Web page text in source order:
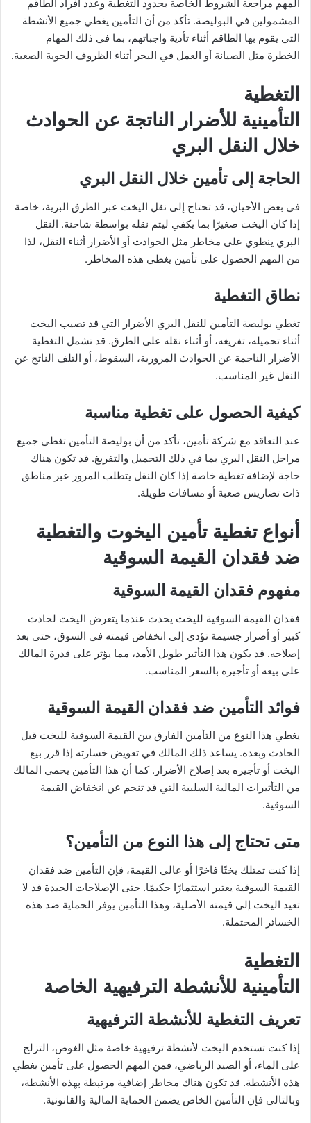
المهم مراجعة الشروط الخاصة بحدود التغطية وعدد أفراد الطاقم
المشمولين في البوليصة. تأكد من أن التأمين يغطي جميع الأنشطة
التي يقوم بها الطاقم أثناء تأدية واجباتهم، بما في ذلك المهام
الخطرة مثل الصيانة أو العمل في البحر أثناء الظروف الجوية الصعبة.
التغطية
التأمينية للأضرار الناتجة عن الحوادث
خلال النقل البري
الحاجة إلى تأمين خلال النقل البري
في بعض الأحيان، قد تحتاج إلى نقل اليخت عبر الطرق البرية، خاصة
إذا كان اليخت صغيرًا بما يكفي ليتم نقله بواسطة شاحنة. النقل
البري ينطوي على مخاطر مثل الحوادث أو الأضرار أثناء النقل، لذا
من المهم الحصول على تأمين يغطي هذه المخاطر.
نطاق التغطية
تغطي بوليصة التأمين للنقل البري الأضرار التي قد تصيب اليخت
أثناء تحميله، تفريغه، أو أثناء نقله على الطرق. قد تشمل التغطية
الأضرار الناجمة عن الحوادث المرورية، السقوط، أو التلف الناتج عن
النقل غير المناسب.
كيفية الحصول على تغطية مناسبة
عند التعاقد مع شركة تأمين، تأكد من أن بوليصة التأمين تغطي جميع
مراحل النقل البري بما في ذلك التحميل والتفريغ. قد تكون هناك
حاجة لإضافة تغطية خاصة إذا كان النقل يتطلب المرور عبر مناطق
ذات تضاريس صعبة أو مسافات طويلة.
أنواع تغطية تأمين اليخوت والتغطية
ضد فقدان القيمة السوقية
مفهوم فقدان القيمة السوقية
فقدان القيمة السوقية لليخت يحدث عندما يتعرض اليخت لحادث
كبير أو أضرار جسيمة تؤدي إلى انخفاض قيمته في السوق، حتى بعد
إصلاحه. قد يكون هذا التأثير طويل الأمد، مما يؤثر على قدرة المالك
على بيعه أو تأجيره بالسعر المناسب.
فوائد التأمين ضد فقدان القيمة السوقية
يغطي هذا النوع من التأمين الفارق بين القيمة السوقية لليخت قبل
الحادث وبعده. يساعد ذلك المالك في تعويض خسارته إذا قرر بيع
اليخت أو تأجيره بعد إصلاح الأضرار. كما أن هذا التأمين يحمي المالك
من التأثيرات المالية السلبية التي قد تنجم عن انخفاض القيمة
السوقية.
متى تحتاج إلى هذا النوع من التأمين؟
إذا كنت تمتلك يختًا فاخرًا أو عالي القيمة، فإن التأمين ضد فقدان
القيمة السوقية يعتبر استثمارًا حكيمًا. حتى الإصلاحات الجيدة قد لا
تعيد اليخت إلى قيمته الأصلية، وهذا التأمين يوفر الحماية ضد هذه
الخسائر المحتملة.
التغطية
التأمينية للأنشطة الترفيهية الخاصة
تعريف التغطية للأنشطة الترفيهية
إذا كنت تستخدم اليخت لأنشطة ترفيهية خاصة مثل الغوص، التزلج
على الماء، أو الصيد الرياضي، فمن المهم الحصول على تأمين يغطي
هذه الأنشطة. قد تكون هناك مخاطر إضافية مرتبطة بهذه الأنشطة،
وبالتالي فإن التأمين الخاص يضمن الحماية المالية والقانونية.